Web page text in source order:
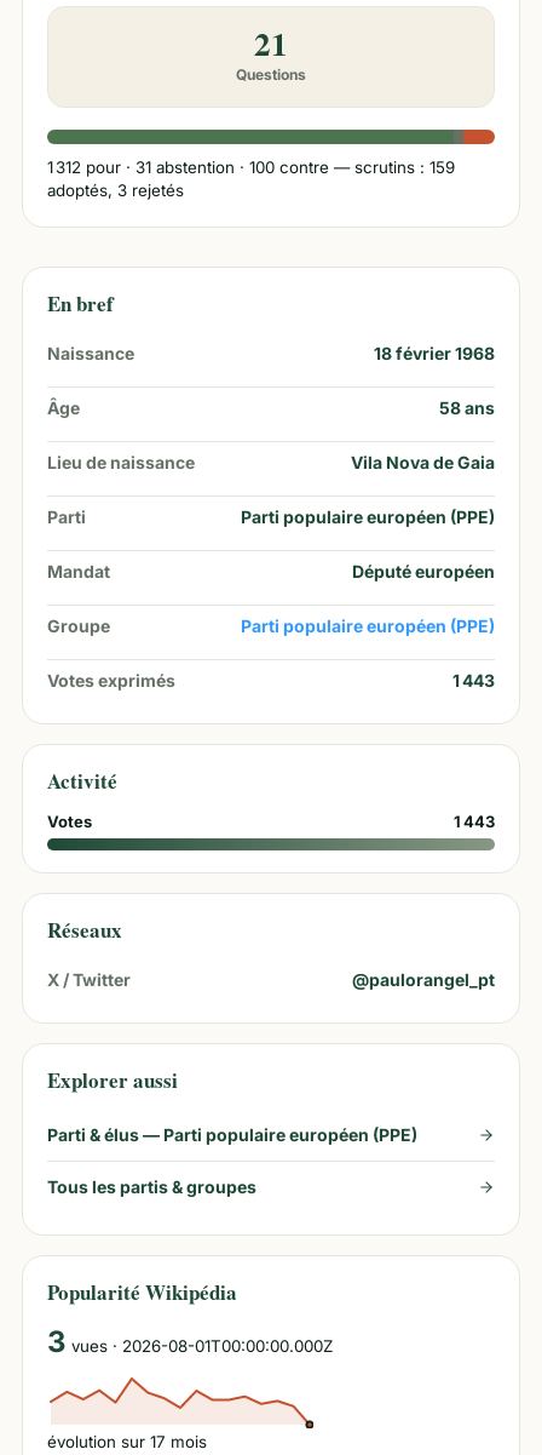
21
Questions
1 312 pour · 31 abstention · 100 contre — scrutins : 159
adoptés, 3 rejetés
En bref
Naissance 18 février 1968
Âge 58ans
Lieu de naissance Vila Nova de Gaia
Parti Parti populaire européen (PPE)
Mandat Député européen
Groupe Parti populaire européen (PPE)
Votes exprimés 1 443
Activité
Votes 1 443
Réseaux
X / Twitter @paulorangel_pt
Explorer aussi
Parti & élus — Parti populaire européen (PPE)
Tous les partis & groupes
Popularité Wikipédia
3 vues · 2026-08-01T00:00:00.000Z
évolution sur 17 mois